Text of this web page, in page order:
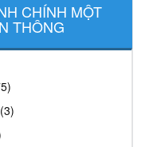
CHÍNH MỘT
THÔNG